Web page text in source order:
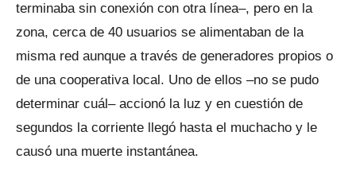
terminaba sin conexión con otra línea–, pero en la
zona, cerca de 40 usuarios se alimentaban de la
misma red aunque a través de generadores propios o
de una cooperativa local. Uno de ellos –no se pudo
determinar cuál– accionó la luz y en cuestión de
segundos la corriente llegó hasta el muchacho y le
causó una muerte instantánea.